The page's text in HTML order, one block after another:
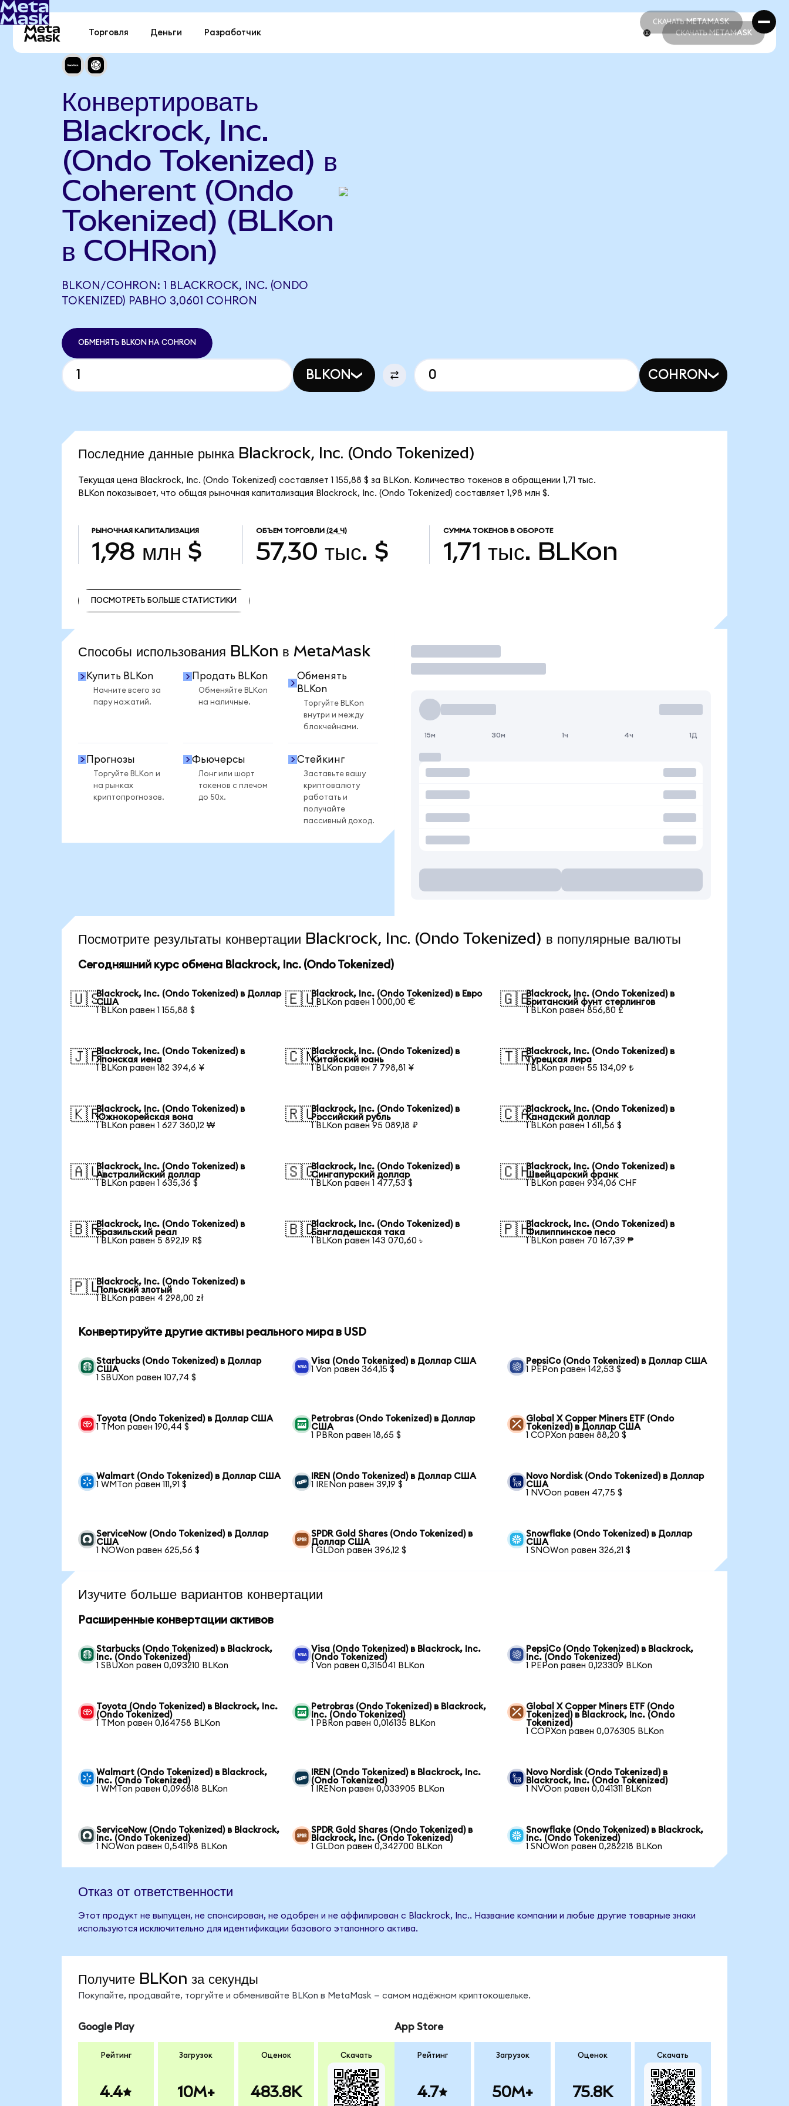
СКАЧАТЬ METAMASK
СКАЧАТЬ METAMASK
Торговля Деньги Разработчик СКАЧАТЬ METAMASK
Конвертировать
Blackrock, Inc.
(Ondo Tokenized) в
Coherent (Ondo
Tokenized) (BLKon
в COHRon)
BLKON/COHRON: 1 BLACKROCK, INC. (ONDO
TOKENIZED) РАВНО 3,0601 COHRON
ОБМЕНЯТЬ BLKON НА COHRON
BLKON COHRON
Последние данные рынка Blackrock, Inc. (Ondo Tokenized)
Текущая цена Blackrock, Inc. (Ondo Tokenized) составляет 1 155,88 $ за BLKon. Количество токенов в обращении 1,71 тыс.
BLKon показывает, что общая рыночная капитализация Blackrock, Inc. (Ondo Tokenized) составляет 1,98 млн $.
РЫНОЧНАЯ КАПИТАЛИЗАЦИЯ
1,98 млн $
ОБЪЕМ ТОРГОВЛИ (24 Ч)
57,30 тыс. $
СУММА ТОКЕНОВ В ОБОРОТЕ
1,71 тыс. BLKon
ПОСМОТРЕТЬ БОЛЬШЕ СТАТИСТИКИ
Способы использования BLKon в MetaMask
Купить BLKon
Начните всего за
пару нажатий.
Продать BLKon
Обменяйте BLKon
на наличные.
Обменять
BLKon
Торгуйте BLKon
внутри и между
блокчейнами.
Прогнозы
Торгуйте BLKon и
на рынках
криптопрогнозов.
Фьючерсы
Лонг или шорт
токенов с плечом
до 50x.
Стейкинг
Заставьте вашу
криптовалюту
работать и
получайте
пассивный доход.
Торговать
15м 30м 1ч 4ч 1Д
Посмотрите результаты конвертации Blackrock, Inc. (Ondo Tokenized) в популярные валюты
Сегодняшний курс обмена Blackrock, Inc. (Ondo Tokenized)
🇺🇸Blackrock, Inc. (Ondo Tokenized) в Доллар
США
1 BLKon равен 1 155,88 $
🇪🇺Blackrock, Inc. (Ondo Tokenized) в Евро
1 BLKon равен 1 000,00 €
🇬🇧Blackrock, Inc. (Ondo Tokenized) в
Британский фунт стерлингов
1 BLKon равен 856,80 £
🇯🇵Blackrock, Inc. (Ondo Tokenized) в
Японская иена
1 BLKon равен 182 394,6 ¥
🇨🇳Blackrock, Inc. (Ondo Tokenized) в
Китайский юань
1 BLKon равен 7 798,81 ¥
🇹🇷Blackrock, Inc. (Ondo Tokenized) в
Турецкая лира
1 BLKon равен 55 134,09 ₺
🇰🇷Blackrock, Inc. (Ondo Tokenized) в
Южнокорейская вона
1 BLKon равен 1 627 360,12 ₩
🇷🇺Blackrock, Inc. (Ondo Tokenized) в
Российский рубль
1 BLKon равен 95 089,18 ₽
🇨🇦Blackrock, Inc. (Ondo Tokenized) в
Канадский доллар
1 BLKon равен 1 611,56 $
🇦🇺Blackrock, Inc. (Ondo Tokenized) в
Австралийский доллар
1 BLKon равен 1 635,36 $
🇸🇬Blackrock, Inc. (Ondo Tokenized) в
Сингапурский доллар
1 BLKon равен 1 477,53 $
🇨🇭Blackrock, Inc. (Ondo Tokenized) в
Швейцарский франк
1 BLKon равен 934,06 CHF
🇧🇷Blackrock, Inc. (Ondo Tokenized) в
Бразильский реал
1 BLKon равен 5 892,19 R$
🇧🇩Blackrock, Inc. (Ondo Tokenized) в
Бангладешская така
1 BLKon равен 143 070,60 ৳
🇵🇭Blackrock, Inc. (Ondo Tokenized) в
Филиппинское песо
1 BLKon равен 70 167,39 ₱
🇵🇱Blackrock, Inc. (Ondo Tokenized) в
Польский злотый
1 BLKon равен 4 298,00 zł
Конвертируйте другие активы реального мира в USD
Starbucks (Ondo Tokenized) в Доллар
США
1 SBUXon равен 107,74 $
Visa (Ondo Tokenized) в Доллар США
1 Von равен 364,15 $
PepsiCo (Ondo Tokenized) в Доллар США
1 PEPon равен 142,53 $
Toyota (Ondo Tokenized) в Доллар США
1 TMon равен 190,44 $
Petrobras (Ondo Tokenized) в Доллар
США
1 PBRon равен 18,65 $
Global X Copper Miners ETF (Ondo
Tokenized) в Доллар США
1 COPXon равен 88,20 $
Walmart (Ondo Tokenized) в Доллар США
1 WMTon равен 111,91 $
IREN (Ondo Tokenized) в Доллар США
1 IRENon равен 39,19 $
Novo Nordisk (Ondo Tokenized) в Доллар
США
1 NVOon равен 47,75 $
ServiceNow (Ondo Tokenized) в Доллар
США
1 NOWon равен 625,56 $
SPDR Gold Shares (Ondo Tokenized) в
Доллар США
1 GLDon равен 396,12 $
Snowflake (Ondo Tokenized) в Доллар
США
1 SNOWon равен 326,21 $
Изучите больше вариантов конвертации
Расширенные конвертации активов
Starbucks (Ondo Tokenized) в Blackrock,
Inc. (Ondo Tokenized)
1 SBUXon равен 0,093210 BLKon
Visa (Ondo Tokenized) в Blackrock, Inc.
(Ondo Tokenized)
1 Von равен 0,315041 BLKon
PepsiCo (Ondo Tokenized) в Blackrock,
Inc. (Ondo Tokenized)
1 PEPon равен 0,123309 BLKon
Toyota (Ondo Tokenized) в Blackrock, Inc.
(Ondo Tokenized)
1 TMon равен 0,164758 BLKon
Petrobras (Ondo Tokenized) в Blackrock,
Inc. (Ondo Tokenized)
1 PBRon равен 0,016135 BLKon
Global X Copper Miners ETF (Ondo
Tokenized) в Blackrock, Inc. (Ondo
Tokenized)
1 COPXon равен 0,076305 BLKon
Walmart (Ondo Tokenized) в Blackrock,
Inc. (Ondo Tokenized)
1 WMTon равен 0,096818 BLKon
IREN (Ondo Tokenized) в Blackrock, Inc.
(Ondo Tokenized)
1 IRENon равен 0,033905 BLKon
Novo Nordisk (Ondo Tokenized) в
Blackrock, Inc. (Ondo Tokenized)
1 NVOon равен 0,041311 BLKon
ServiceNow (Ondo Tokenized) в Blackrock,
Inc. (Ondo Tokenized)
1 NOWon равен 0,541198 BLKon
SPDR Gold Shares (Ondo Tokenized) в
Blackrock, Inc. (Ondo Tokenized)
1 GLDon равен 0,342700 BLKon
Snowflake (Ondo Tokenized) в Blackrock,
Inc. (Ondo Tokenized)
1 SNOWon равен 0,282218 BLKon
Отказ от ответственности
Этот продукт не выпущен, не спонсирован, не одобрен и не аффилирован с Blackrock, Inc.. Название компании и любые другие товарные знаки
используются исключительно для идентификации базового эталонного актива.
Получите BLKon за секунды
Покупайте, продавайте, торгуйте и обменивайте BLKon в MetaMask — самом надёжном криптокошельке.
Google Play
Рейтинг
4.4
Загрузок
10M+
Оценок
483.8K
Скачать
App Store
Рейтинг
4.7
Загрузок
50M+
Оценок
75.8K
Скачать